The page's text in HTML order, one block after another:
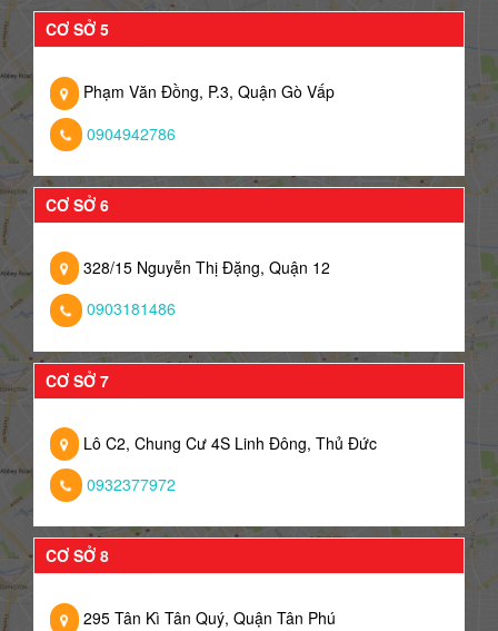
CƠ SỞ 5
Phạm Văn Đồng, P.3, Quận Gò Vấp
0904942786
CƠ SỞ 6
328/15 Nguyễn Thị Đặng, Quận 12
0903181486
CƠ SỞ 7
Lô C2, Chung Cư 4S Linh Đông, Thủ Đức
0932377972
CƠ SỞ 8
295 Tân Kì Tân Quý, Quận Tân Phú